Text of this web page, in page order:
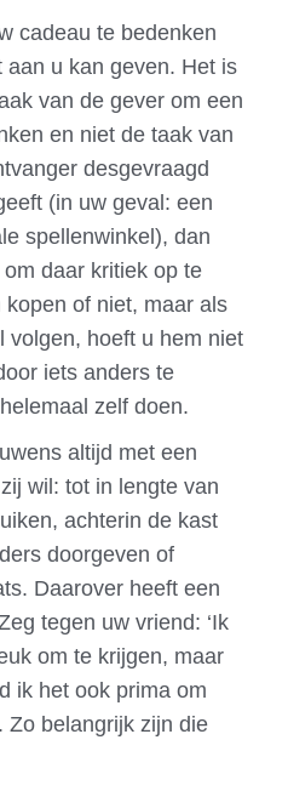
cadeau te bedenken
u kan geven. Het is
van de gever om een
en niet de taak van
desgevraagd
(in uw geval: een
spellenwinkel), dan
daar kritiek op te
of niet, maar als
volgen, hoeft u hem niet
iets anders te
zelf doen.
altijd met een
wil: tot in lengte van
achterin de kast
doorgeven of
Daarover heeft een
tegen uw vriend: ‘Ik
om te krijgen, maar
ik het ook prima om
Zo belangrijk zijn die